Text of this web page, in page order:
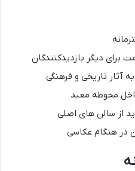
برای دیگر بازدیدکنندگان
تاریخی و فرهنگی
محوطه معبد
از سالن های اصلی
در هنگام عکاسی